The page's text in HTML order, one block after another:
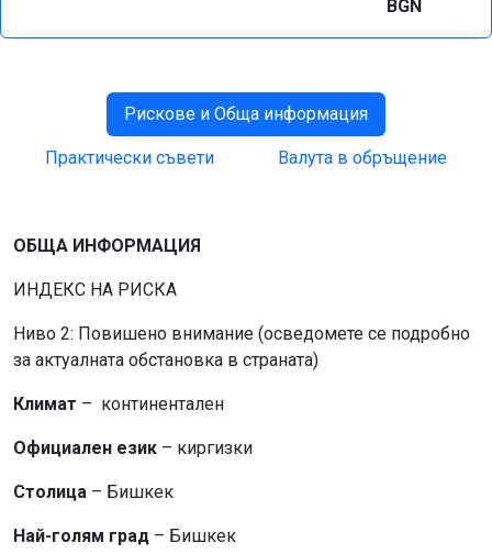
BGN
Рискове и Обща информация
Практически съвети Валута в обръщение
ОБЩА ИНФОРМАЦИЯ
ИНДЕКС НА РИСКА
Ниво 2: Повишено внимание (осведомете се подробно
за актуалната обстановка в страната)
Климат – континентален
Официален език – киргизки
Столица – Бишкек
Най-голям град – Бишкек